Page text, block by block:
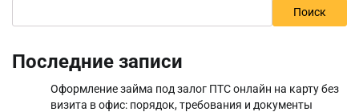
Поиск
Последние записи
Оформление займа под залог ПТС онлайн на карту без
визита в офис: порядок, требования и документы